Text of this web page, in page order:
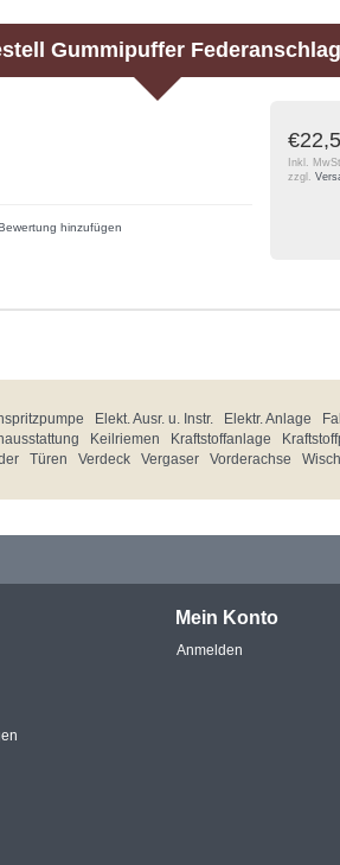
Gummipuffer Federanschlag
hinzufügen
Inkl. MwSt.
zzgl.
Elekt. Ausr. u. Instr. Elektr. Anlage
Keilriemen Kraftstoffanlage
Türen Verdeck Vergaser Vorderachse
Mein Konto
Anmelden